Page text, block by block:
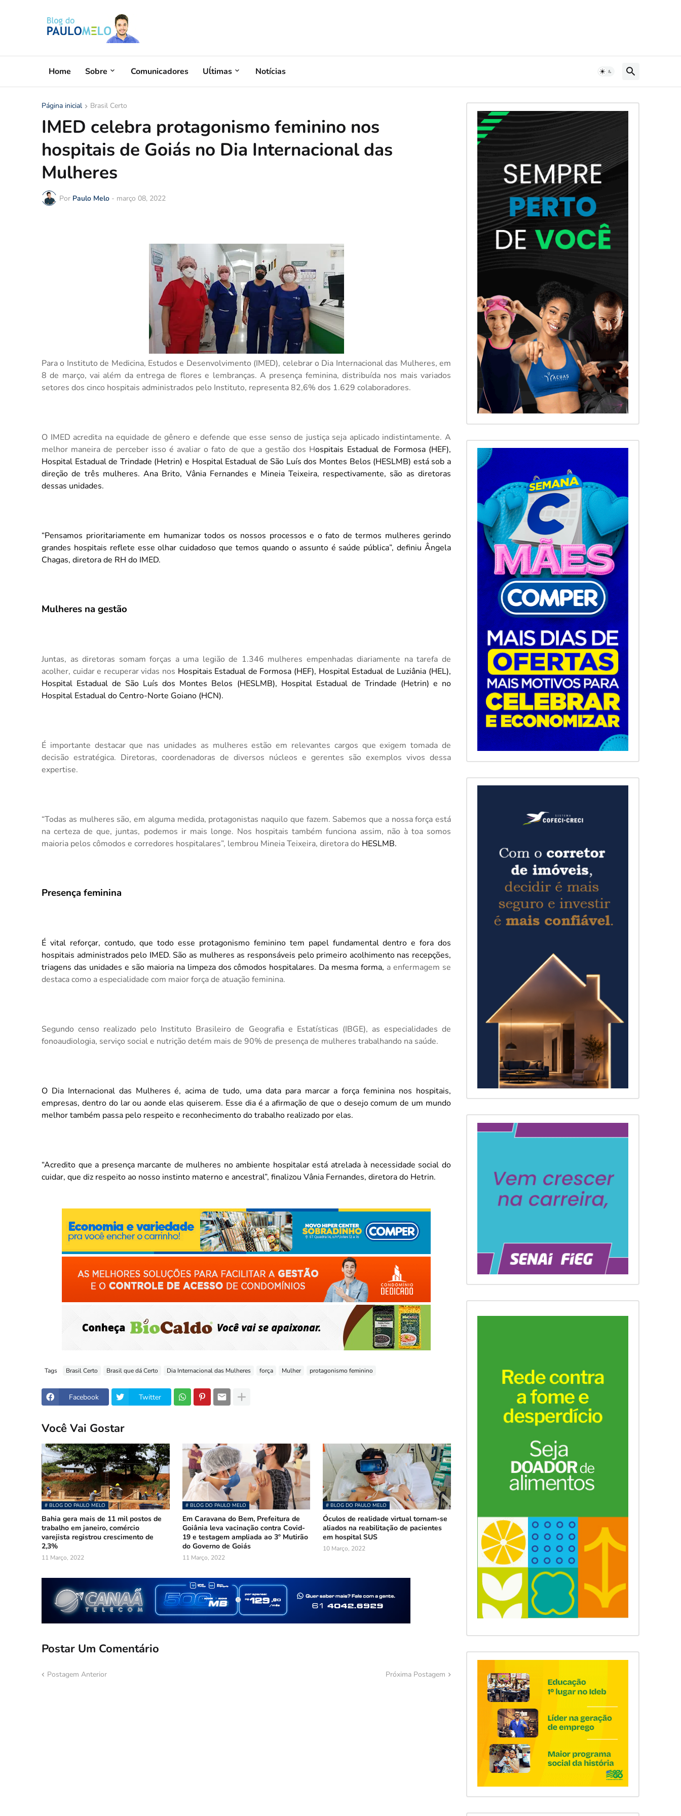
Home Sobre Comunicadores Uĺtimas Notícias
Página inicial Brasil Certo
IMED celebra protagonismo feminino nos
hospitais de Goiás no Dia Internacional das
Mulheres
Por Paulo Melo - março 08, 2022
Para o Instituto de Medicina, Estudos e Desenvolvimento (IMED), celebrar o Dia Internacional das Mulheres, em
8 de março, vai além da entrega de flores e lembranças. A presença feminina, distribuída nos mais variados
setores dos cinco hospitais administrados pelo Instituto, representa 82,6% dos 1.629 colaboradores.
O IMED acredita na equidade de gênero e defende que esse senso de justiça seja aplicado indistintamente. A
melhor maneira de perceber isso é avaliar o fato de que a gestão dos Hospitais Estadual de Formosa (HEF),
Hospital Estadual de Trindade (Hetrin) e Hospital Estadual de São Luís dos Montes Belos (HESLMB) está sob a
direção de três mulheres. Ana Brito, Vânia Fernandes e Mineia Teixeira, respectivamente, são as diretoras
dessas unidades.
“Pensamos prioritariamente em humanizar todos os nossos processos e o fato de termos mulheres gerindo
grandes hospitais reflete esse olhar cuidadoso que temos quando o assunto é saúde pública”, definiu Ângela
Chagas, diretora de RH do IMED.
Mulheres na gestão
Juntas, as diretoras somam forças a uma legião de 1.346 mulheres empenhadas diariamente na tarefa de
acolher, cuidar e recuperar vidas nos Hospitais Estadual de Formosa (HEF), Hospital Estadual de Luziânia (HEL),
Hospital Estadual de São Luís dos Montes Belos (HESLMB), Hospital Estadual de Trindade (Hetrin) e no
Hospital Estadual do Centro-Norte Goiano (HCN).
É importante destacar que nas unidades as mulheres estão em relevantes cargos que exigem tomada de
decisão estratégica. Diretoras, coordenadoras de diversos núcleos e gerentes são exemplos vivos dessa
expertise.
“Todas as mulheres são, em alguma medida, protagonistas naquilo que fazem. Sabemos que a nossa força está
na certeza de que, juntas, podemos ir mais longe. Nos hospitais também funciona assim, não à toa somos
maioria pelos cômodos e corredores hospitalares”, lembrou Mineia Teixeira, diretora do HESLMB.
Presença feminina
É vital reforçar, contudo, que todo esse protagonismo feminino tem papel fundamental dentro e fora dos
hospitais administrados pelo IMED. São as mulheres as responsáveis pelo primeiro acolhimento nas recepções,
triagens das unidades e são maioria na limpeza dos cômodos hospitalares. Da mesma forma, a enfermagem se
destaca como a especialidade com maior força de atuação feminina.
Segundo censo realizado pelo Instituto Brasileiro de Geografia e Estatísticas (IBGE), as especialidades de
fonoaudiologia, serviço social e nutrição detém mais de 90% de presença de mulheres trabalhando na saúde.
O Dia Internacional das Mulheres é, acima de tudo, uma data para marcar a força feminina nos hospitais,
empresas, dentro do lar ou aonde elas quiserem. Esse dia é a afirmação de que o desejo comum de um mundo
melhor também passa pelo respeito e reconhecimento do trabalho realizado por elas.
“Acredito que a presença marcante de mulheres no ambiente hospitalar está atrelada à necessidade social do
cuidar, que diz respeito ao nosso instinto materno e ancestral”, finalizou Vânia Fernandes, diretora do Hetrin.
Tags Brasil Certo Brasil que dá Certo Dia Internacional das Mulheres força Mulher protagonismo feminino
Facebook Twitter
Você Vai Gostar
# BLOG DO PAULO MELO
Bahia gera mais de 11 mil postos de
trabalho em janeiro, comércio
varejista registrou crescimento de
2,3%
11 Março, 2022
# BLOG DO PAULO MELO
Em Caravana do Bem, Prefeitura de
Goiânia leva vacinação contra Covid-
19 e testagem ampliada ao 3º Mutirão
do Governo de Goiás
11 Março, 2022
# BLOG DO PAULO MELO
Óculos de realidade virtual tornam-se
aliados na reabilitação de pacientes
em hospital SUS
10 Março, 2022
Postar Um Comentário
Postagem Anterior Próxima Postagem